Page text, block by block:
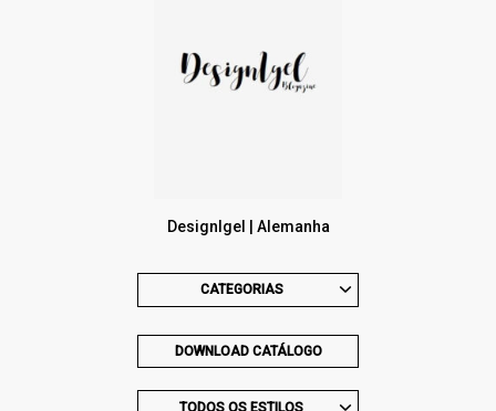
DesignIgel | Alemanha
CATEGORIAS
DOWNLOAD CATÁLOGO
TODOS OS ESTILOS